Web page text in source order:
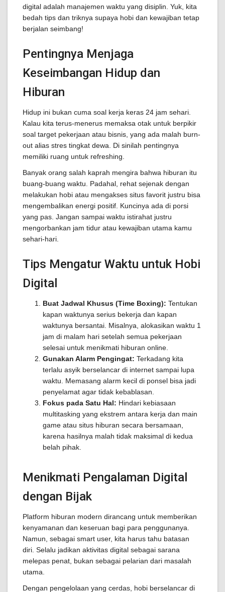
digital adalah manajemen waktu yang disiplin. Yuk, kita
bedah tips dan triknya supaya hobi dan kewajiban tetap
berjalan seimbang!
Pentingnya Menjaga
Keseimbangan Hidup dan
Hiburan
Hidup ini bukan cuma soal kerja keras 24 jam sehari.
Kalau kita terus-menerus memaksa otak untuk berpikir
soal target pekerjaan atau bisnis, yang ada malah burn-
out alias stres tingkat dewa. Di sinilah pentingnya
memiliki ruang untuk refreshing.
Banyak orang salah kaprah mengira bahwa hiburan itu
buang-buang waktu. Padahal, rehat sejenak dengan
melakukan hobi atau mengakses situs favorit justru bisa
mengembalikan energi positif. Kuncinya ada di porsi
yang pas. Jangan sampai waktu istirahat justru
mengorbankan jam tidur atau kewajiban utama kamu
sehari-hari.
Tips Mengatur Waktu untuk Hobi
Digital
Buat Jadwal Khusus (Time Boxing): Tentukan
kapan waktunya serius bekerja dan kapan
waktunya bersantai. Misalnya, alokasikan waktu 1
jam di malam hari setelah semua pekerjaan
selesai untuk menikmati hiburan online.
Gunakan Alarm Pengingat: Terkadang kita
terlalu asyik berselancar di internet sampai lupa
waktu. Memasang alarm kecil di ponsel bisa jadi
penyelamat agar tidak kebablasan.
Fokus pada Satu Hal: Hindari kebiasaan
multitasking yang ekstrem antara kerja dan main
game atau situs hiburan secara bersamaan,
karena hasilnya malah tidak maksimal di kedua
belah pihak.
Menikmati Pengalaman Digital
dengan Bijak
Platform hiburan modern dirancang untuk memberikan
kenyamanan dan keseruan bagi para penggunanya.
Namun, sebagai smart user, kita harus tahu batasan
diri. Selalu jadikan aktivitas digital sebagai sarana
melepas penat, bukan sebagai pelarian dari masalah
utama.
Dengan pengelolaan yang cerdas, hobi berselancar di